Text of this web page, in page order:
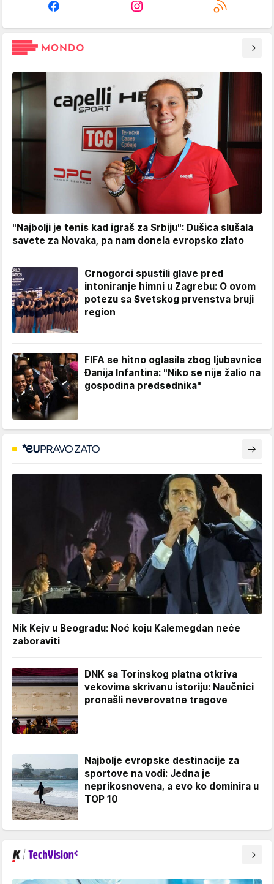
"Najbolji je tenis kad igraš za Srbiju": Dušica slušala
savete za Novaka, pa nam donela evropsko zlato
Crnogorci spustili glave pred
intoniranje himni u Zagrebu: O ovom
potezu sa Svetskog prvenstva bruji
region
FIFA se hitno oglasila zbog ljubavnice
Đanija Infantina: "Niko se nije žalio na
gospodina predsednika"
Nik Kejv u Beogradu: Noć koju Kalemegdan neće
zaboraviti
DNK sa Torinskog platna otkriva
vekovima skrivanu istoriju: Naučnici
pronašli neverovatne tragove
Najbolje evropske destinacije za
sportove na vodi: Jedna je
neprikosnovena, a evo ko dominira u
TOP 10